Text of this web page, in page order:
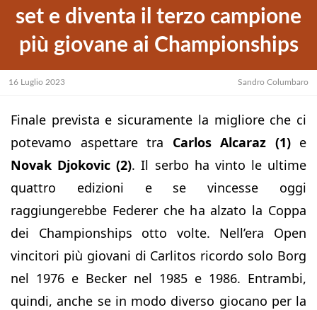
set e diventa il terzo campione
più giovane ai Championships
16 Luglio 2023 Sandro Columbaro
Finale prevista e sicuramente la migliore che ci
potevamo aspettare tra Carlos Alcaraz (1)e
Novak Djokovic (2). Il serbo ha vinto le ultime
quattro edizioni e se vincesse oggi
raggiungerebbe Federer che ha alzato la Coppa
dei Championships otto volte. Nell’era Open
vincitori più giovani di Carlitos ricordo solo Borg
nel 1976 e Becker nel 1985 e 1986. Entrambi,
quindi, anche se in modo diverso giocano per la